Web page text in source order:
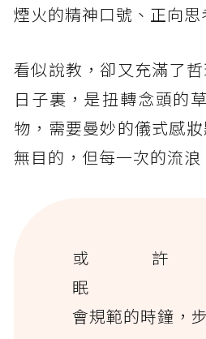
煙火的精神口號、正向思
看似說教，卻又充滿了
日子裏，是扭轉念頭的
物，需要曼妙的儀式感
無目的，但每一次的流浪
或
眠
會規範的時鐘，